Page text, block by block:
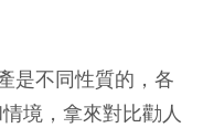
是不同性質的，各
境，拿來對比勸人